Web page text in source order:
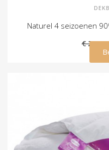
Naturel 4 seizoenen
€